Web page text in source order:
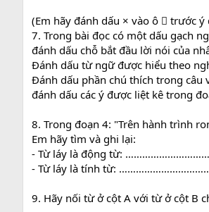
(Em hãy đánh dấu × vào ô  trước ý
7. Trong bài đọc có một dấu gạch
đánh dấu chỗ bắt đầu lời nói của
Đánh dấu từ ngữ được hiểu theo
Đánh dấu phần chú thích trong câu
đánh dấu các ý được liệt kê trong
8. Trong đoạn 4: "Trên hành
Em hãy tìm và ghi lại:
- Từ láy là động từ:
- Từ láy là tính từ:
9. Hãy nối từ ở cột A với từ ở cột B